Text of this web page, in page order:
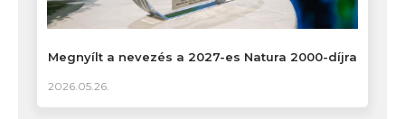
Megnyílt a nevezés a 2027-es Natura 2000-díjra
2026.05.26.